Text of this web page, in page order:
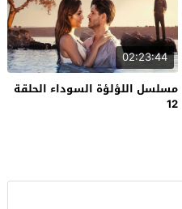
02:23:44
مسلسل اللؤلؤة السوداء الحلقة
12